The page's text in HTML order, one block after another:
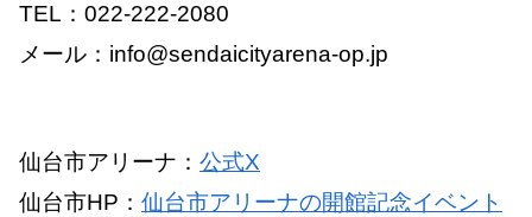
TEL：022-222-2080
メール：info@sendaicityarena-op.jp
仙台市アリーナ： 公式X
仙台市HP： 仙台市アリーナの開館記念イベント